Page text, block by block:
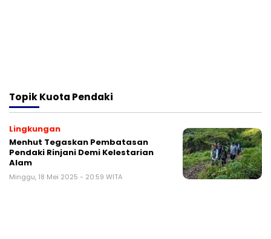
TopikKuota Pendaki
Lingkungan
Menhut Tegaskan Pembatasan
Pendaki Rinjani Demi Kelestarian
Alam
Minggu, 18 Mei 2025 - 20:59 WITA